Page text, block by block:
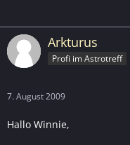
Arkturus
Profi im Astrotreff
7. August 2009
Hallo Winnie,